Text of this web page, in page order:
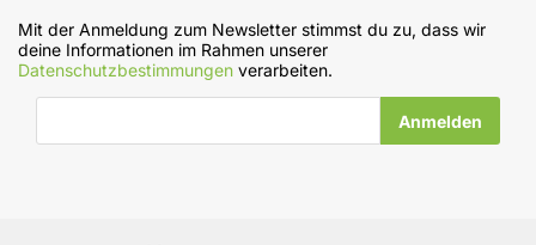
Mit der Anmeldung zum Newsletter stimmst du zu, dass wir
deine Informationen im Rahmen unserer
Datenschutzbestimmungen verarbeiten.
E-Mail-Adresse